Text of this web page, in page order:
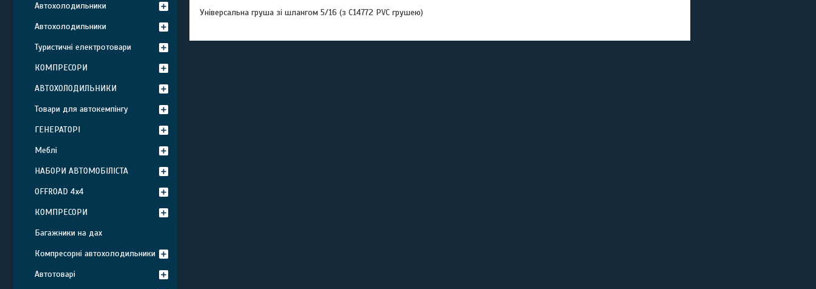
Універсальна груша зі шлангом 5/16 (з С14772 PVC грушею)
Автохолодильники
Автохолодильники
Туристичні електротовари
КОМПРЕСОРИ
АВТОХОЛОДИЛЬНИКИ
Товари для автокемпінгу
ГЕНЕРАТОРІ
Меблі
НАБОРИ АВТОМОБІЛІСТА
OFFROAD 4х4
КОМПРЕСОРИ
Багажники на дах
Компресорні автохолодильники
Автотоварі